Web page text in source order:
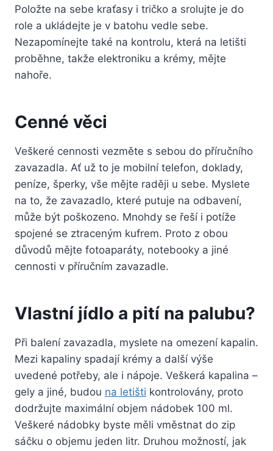
Položte na sebe kraťasy i tričko a srolujte je do
role a ukládejte je v batohu vedle sebe.
Nezapomínejte také na kontrolu, která na letišti
proběhne, takže elektroniku a krémy, mějte
nahoře.
Cenné věci
Veškeré cennosti vezměte s sebou do příručního
zavazadla. Ať už to je mobilní telefon, doklady,
peníze, šperky, vše mějte raději u sebe. Myslete
na to, že zavazadlo, které putuje na odbavení,
může být poškozeno. Mnohdy se řeší i potíže
spojené se ztraceným kufrem. Proto z obou
důvodů mějte fotoaparáty, notebooky a jiné
cennosti v příručním zavazadle.
Vlastní jídlo a pití na palubu?
Při balení zavazadla, myslete na omezení kapalin.
Mezi kapaliny spadají krémy a další výše
uvedené potřeby, ale i nápoje. Veškerá kapalina –
gely a jiné, budou na letišti kontrolovány, proto
dodržujte maximální objem nádobek 100 ml.
Veškeré nádobky byste měli vměstnat do zip
sáčku o objemu jeden litr. Druhou možností, jak